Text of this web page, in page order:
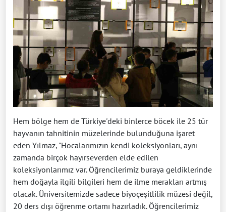
Hem bölge hem de Türkiye'deki binlerce böcek ile 25 tür
hayvanın tahnitinin müzelerinde bulunduğuna işaret
eden Yılmaz, "Hocalarımızın kendi koleksiyonları, aynı
zamanda birçok hayırseverden elde edilen
koleksiyonlarımız var. Öğrencilerimiz buraya geldiklerinde
hem doğayla ilgili bilgileri hem de ilme merakları artmış
olacak. Üniversitemizde sadece biyoçeşitlilik müzesi değil,
20 ders dışı öğrenme ortamı hazırladık. Öğrencilerimiz